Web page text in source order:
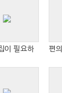
이 필요하
편